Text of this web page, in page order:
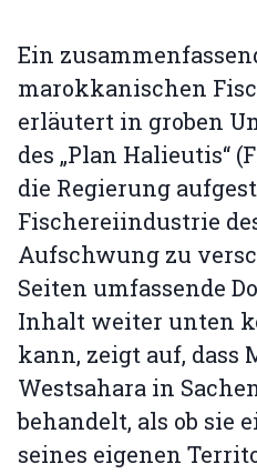
Ein
marokkanischen
erläutert in groben
des „Plan Halieutis“
die Regierung
Fischereiindustrie
Aufschwung zu
Seiten umfassende
Inhalt weiter unten
kann, zeigt auf, dass
Westsahara in
behandelt, als ob sie
seines eigenen